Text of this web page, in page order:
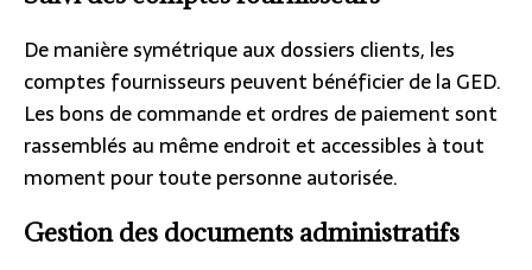
De manière symétrique aux dossiers clients, les
comptes fournisseurs peuvent bénéficier de la GED.
Les bons de commande et ordres de paiement sont
rassemblés au même endroit et accessibles à tout
moment pour toute personne autorisée.
Gestion des documents administratifs